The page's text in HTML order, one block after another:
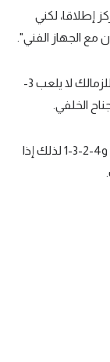
إطلاقا، لكني
مع الجهاز الفني".
من حسن حظ كايد أن يانيك فيريرا المدير الفني للزمالك لا يلعب 3-
ويعتمد المدرب البلجيكي أكثر على اللعب بـ 4-3-3 و4-2-3-1 لذلك إذا